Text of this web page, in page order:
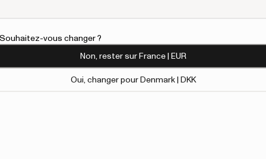
vous changer ?
Non, rester sur France | EUR
Oui, changer pour Denmark | DKK